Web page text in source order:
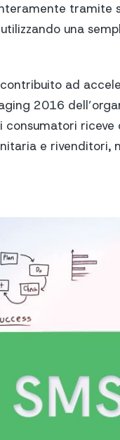
tramite
una
ad
2016
riceve
e